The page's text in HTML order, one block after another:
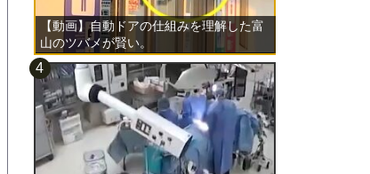
【動画】自動ドアの仕組みを理解した富
山のツバメが賢い。